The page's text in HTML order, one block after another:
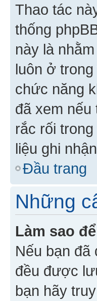
Thao tác
thống
này là
luôn ở
chức năng
đã xem
rắc rối
liệu ghi
Đầu trang
Những
Làm sao
Nếu bạn đã
đều được
bạn hãy